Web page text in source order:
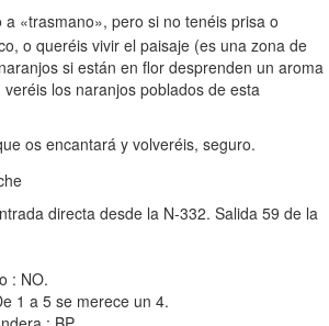
a «trasmano», pero si no tenéis prisa o
o queréis vivir el paisaje (es una zona de
si están en flor desprenden un aroma
los naranjos poblados de esta
os encantará y volveréis, seguro.
directa desde la N-332. Salida 59 de la
: NO.
1 a 5 se merece un 4.